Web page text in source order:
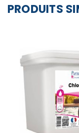
PRODUITS